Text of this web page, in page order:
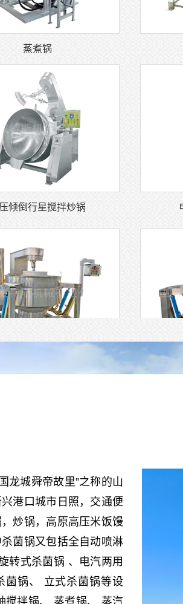
蒸煮锅
倾倒行星搅拌炒锅
自动喷淋式杀菌锅
龙城舜帝故里”之称的山
港口城市日照，交通便
炒锅，高原高压米饭馒
菌锅又包括全自动喷淋
转式杀菌锅 、电汽两用
菌锅、 立式杀菌锅等设
搅拌锅、 蒸煮锅、 蒸汽